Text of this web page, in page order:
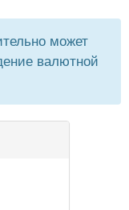
может
валютной